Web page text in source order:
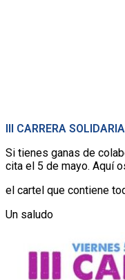
III CARRERA
Si tienes ganas de
cita el 5 de mayo. Aquí
el cartel que contiene
Un saludo